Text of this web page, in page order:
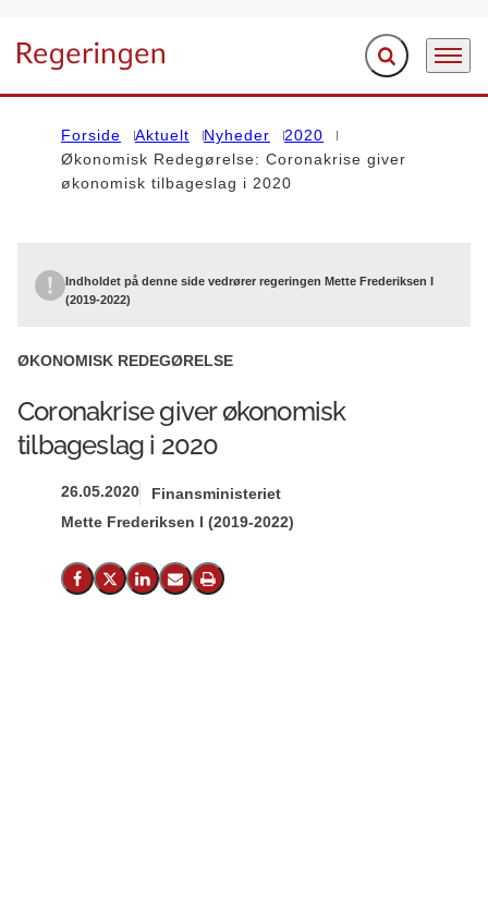
Gå til forsiden Fold søgefelt ud
Menu
Forside Aktuelt Nyheder
2020
Økonomisk Redegørelse: Coronakrise giver
økonomisk tilbageslag i 2020
Indholdet på denne side vedrører regeringen Mette Frederiksen I
(2019-2022)
ØKONOMISK REDEGØRELSE
Coronakrise giver økonomisk
tilbageslag i 2020
26.05.2020
Finansministeriet
Mette Frederiksen I (2019-2022)
Del på Facebook
Del på X (Twitter)
Del på LinkedIn
Send email
Print